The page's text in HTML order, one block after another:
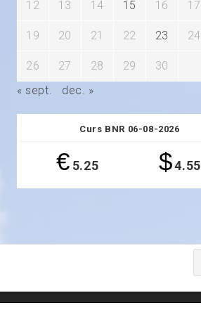
12 13 14 15 16 17
19 20 21 22 23 24
26 27 28 29
30
« sept.
dec. »
Curs BNR 06-08-2026
€ 5.25 $4.55